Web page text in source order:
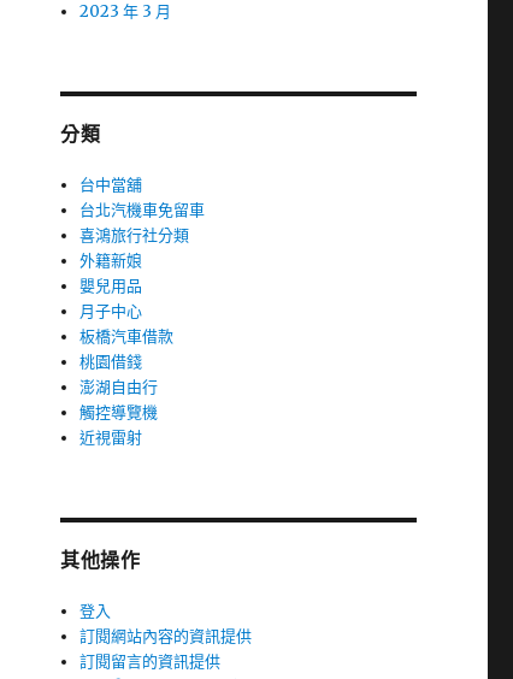
2023 年 3 月
分類
台中當舖
台北汽機車免留車
喜鴻旅行社分類
外籍新娘
嬰兒用品
月子中心
板橋汽車借款
桃園借錢
澎湖自由行
觸控導覽機
近視雷射
其他操作
登入
訂閱網站內容的資訊提供
訂閱留言的資訊提供